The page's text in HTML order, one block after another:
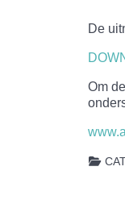
De
Om